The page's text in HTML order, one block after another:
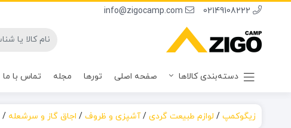
02149108222
info@zigocamp.com
دسته‌بندی کالاها صفحه اصلی تورها مجله تماس با ما
زیگوکمپ/ لوازم طبیعت گردی/آشپزی و ظروف/ اجاق گاز و سرشعله /